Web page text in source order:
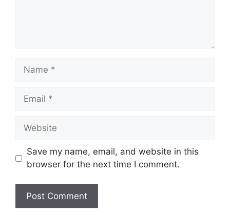
Name
Email
Website
Save my name, email, and website in this
browser for the next time I comment.